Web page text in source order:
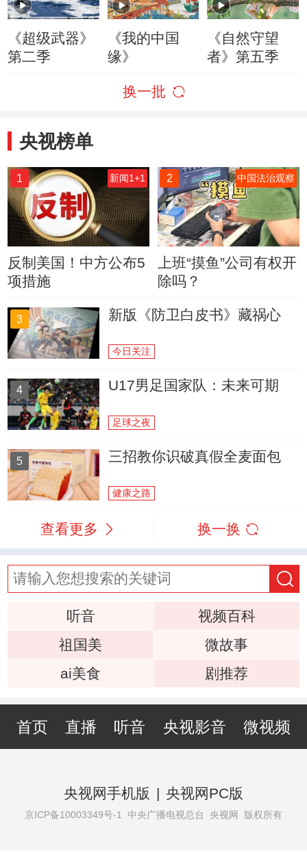
《超级武器》
第二季
《我的中国
缘》
《自然守望
者》第五季
换一批
央视榜单
1 新闻1+1
反制美国！中方公布5
项措施
2 中国法治观察
上班“摸鱼”公司有权开
除吗？
3 新版《防卫白皮书》藏祸心
今日关注
4 U17男足国家队：未来可期
足球之夜
5 三招教你识破真假全麦面包
健康之路
查看更多 换一换
听音
视频百科
祖国美
微故事
ai美食
剧推荐
首页 直播 听音 央视影音 微视频
央视网手机版 | 央视网PC版
京ICP备10003349号-1 中央广播电视总台 央视网 版权所有